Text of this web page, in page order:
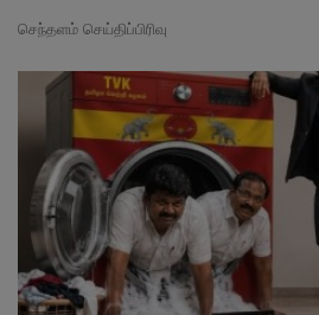
செந்தளம் செய்திப்பிரிவு